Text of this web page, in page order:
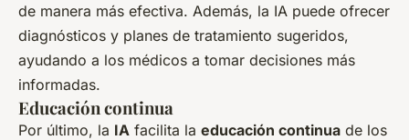
de manera más efectiva. Además, la IA puede ofrecer
diagnósticos y planes de tratamiento sugeridos,
ayudando a los médicos a tomar decisiones más
informadas.
Educación continua
Por último, la IA facilita la educación continua de los